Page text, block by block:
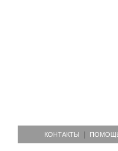
КОНТАКТЫ